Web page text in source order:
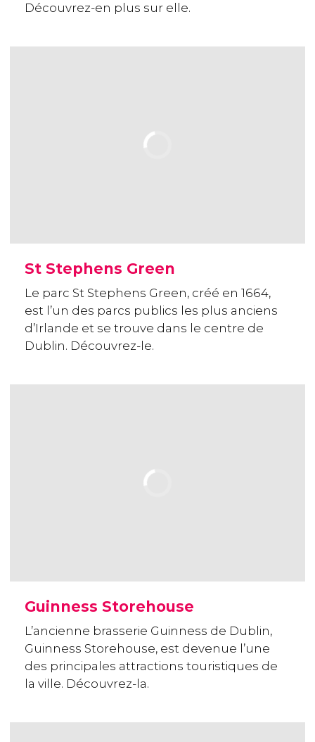
Découvrez-en plus sur elle.
St Stephens Green
Le parc St Stephens Green, créé en 1664,
est l’un des parcs publics les plus anciens
d’Irlande et se trouve dans le centre de
Dublin. Découvrez-le.
Guinness Storehouse
L’ancienne brasserie Guinness de Dublin,
Guinness Storehouse, est devenue l’une
des principales attractions touristiques de
la ville. Découvrez-la.